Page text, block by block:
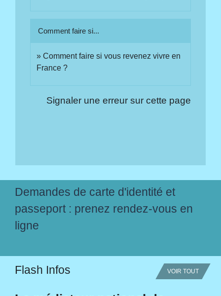
Comment faire si...
Comment faire si vous revenez vivre en
France ?
Signaler une erreur sur cette page
Demandes de carte d'identité et
passeport : prenez rendez-vous en
ligne
Flash Infos VOIR TOUT